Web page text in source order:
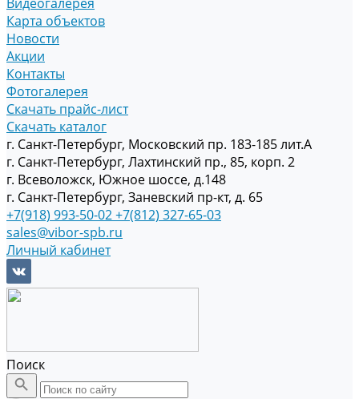
Карта объектов
Новости
Акции
Контакты
Фотогалерея
Скачать прайс-лист
Скачать каталог
г. Санкт-Петербург, Московский пр. 183-185 лит.А
г. Санкт-Петербург, Лахтинский пр., 85, корп. 2
г. Всеволожск, Южное шоссе, д.148
г. Санкт-Петербург, Заневский пр-кт, д. 65
+7(918) 993-50-02+7(812) 327-65-03
sales@vibor-spb.ru
Личный кабинет
Поиск